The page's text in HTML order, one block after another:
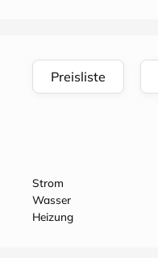
Preisliste
Strom
Wasser
Heizung